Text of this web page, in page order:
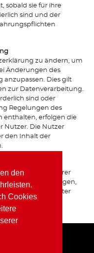
den
Cookies
sobald sie für ihre
sind und der
zu ändern, um
Änderungen des
anzupassen. Dies gilt
zur Datenverarbeitung.
sind oder
Regelungen des
enthalten, erfolgen die
Nutzer. Die Nutzer
den Inhalt der
oder Nutzung Ihrer
Berichtigungen,
Widerruf erteilter
unsere(n)